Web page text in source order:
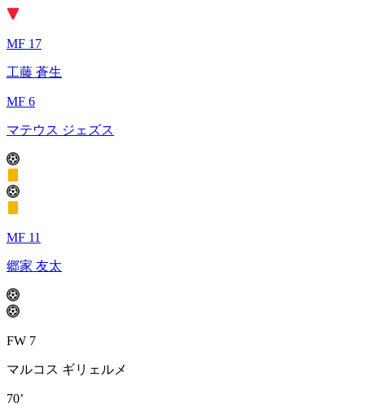
MF 17
工藤 蒼生
MF 6
マテウス ジェズス
MF 11
郷家 友太
FW 7
マルコス ギリェルメ
70’